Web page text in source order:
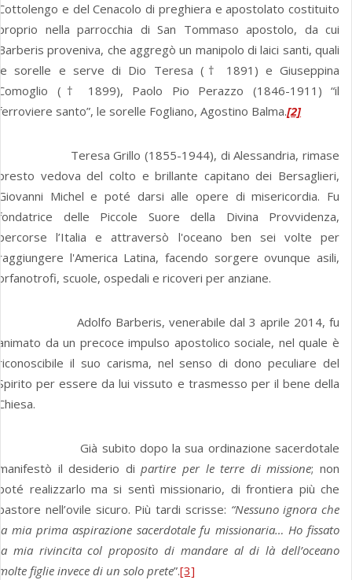
e del Cenacolo di preghiera e apostolato costituito
nella parrocchia di San Tommaso apostolo, da cui
proveniva, che aggregò un manipolo di laici santi, quali
sorelle e serve di Dio Teresa († 1891) e Giuseppina
(† 1899), Paolo Pio Perazzo (1846-1911) “il
santo”, le sorelle Fogliano, Agostino Balma.[2]
Grillo (1855-1944), di Alessandria, rimase
vedova del colto e brillante capitano dei Bersaglieri,
Michel e poté darsi alle opere di misericordia. Fu
delle Piccole Suore della Divina Provvidenza,
l’Italia e attraversò l'oceano ben sei volte per
l'America Latina, facendo sorgere ovunque asili,
scuole, ospedali e ricoveri per anziane.
Barberis, venerabile dal 3 aprile 2014, fu
da un precoce impulso apostolico sociale, nel quale è
il suo carisma, nel senso di dono peculiare del
per essere da lui vissuto e trasmesso per il bene della
subito dopo la sua ordinazione sacerdotale
il desiderio dipartire per le terre di missione; non
realizzarlo ma si sentì missionario, di frontiera più che
nell’ovile sicuro. Più tardi scrisse: “Nessuno ignora che
mia prima aspirazione sacerdotale fu missionaria… Ho fissato
mia rivincita col proposito di mandare al di là dell’oceano
figlie invece di un solo prete”.[3]